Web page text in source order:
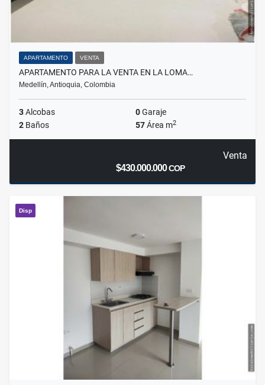
APARTAMENTO VENTA
APARTAMENTO PARA LA VENTA EN LA LOMA…
Medellín, Antioquia, Colombia
3Alcobas 0Garaje
2 Baños 57Área m2
Venta
$430.000.000COP
Disp